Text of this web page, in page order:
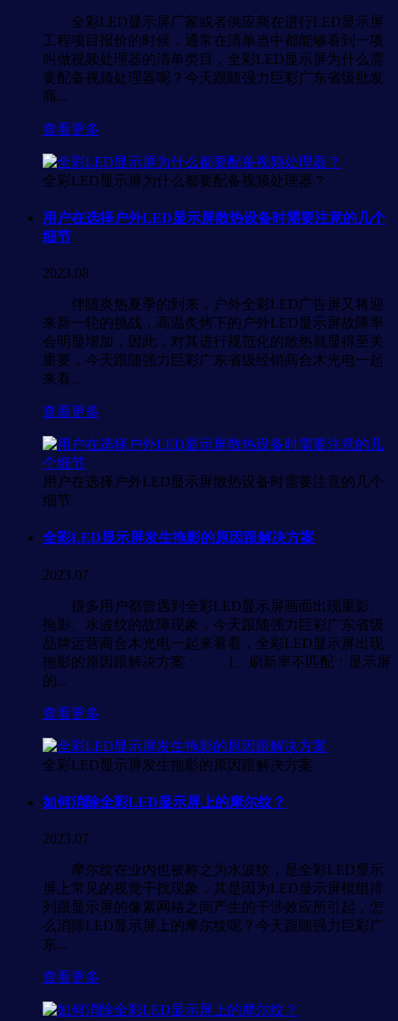
全彩LED显示屏厂家或者供应商在进行LED显示屏
工程项目报价的时候，通常在清单当中都能够看到一项
叫做视频处理器的清单类目，全彩LED显示屏为什么需
要配备视频处理器呢？今天跟随强力巨彩广东省级批发
商...
查看更多
全彩LED显示屏为什么都要配备视频处理器？
用户在选择户外LED显示屏散热设备时需要注意的几个
细节
2023.08
伴随炎热夏季的到来，户外全彩LED广告屏又将迎
来新一轮的挑战，高温炙烤下的户外LED显示屏故障率
会明显增加，因此，对其进行规范化的散热就显得至关
重要，今天跟随强力巨彩广东省级经销商合木光电一起
来看...
查看更多
用户在选择户外LED显示屏散热设备时需要注意的几个
细节
全彩LED显示屏发生拖影的原因跟解决方案
2023.07
很多用户都曾遇到全彩LED显示屏画面出现重影、
拖影、水波纹的故障现象，今天跟随强力巨彩广东省级
品牌运营商合木光电一起来看看，全彩LED显示屏出现
拖影的原因跟解决方案： 1、刷新率不匹配：显示屏
的...
查看更多
全彩LED显示屏发生拖影的原因跟解决方案
如何消除全彩LED显示屏上的摩尔纹？
2023.07
摩尔纹在业内也被称之为水波纹，是全彩LED显示
屏上常见的视觉干扰现象，其是因为LED显示屏模组排
列跟显示屏的像素网格之间产生的干涉效应所引起，怎
么消除LED显示屏上的摩尔纹呢？今天跟随强力巨彩广
东...
查看更多